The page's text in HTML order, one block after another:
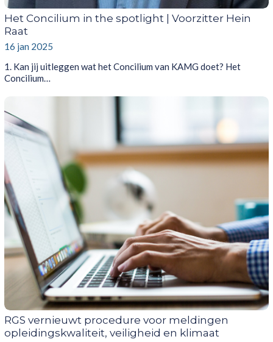
Het Concilium in the spotlight | Voorzitter Hein
Raat
16 jan 2025
1. Kan jij uitleggen wat het Concilium van KAMG doet? Het
Concilium…
RGS vernieuwt procedure voor meldingen
opleidingskwaliteit, veiligheid en klimaat